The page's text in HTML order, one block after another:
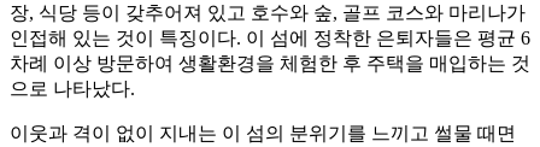
장, 식당 등이 갖추어져 있고 호수와 숲, 골프 코스와 마리나가
인접해 있는 것이 특징이다. 이 섬에 정착한 은퇴자들은 평균 6
차례 이상 방문하여 생활환경을 체험한 후 주택을 매입하는 것
으로 나타났다.
이웃과 격이 없이 지내는 이 섬의 분위기를 느끼고 썰물 때면